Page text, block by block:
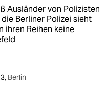
Ausländer von Polizisten
Berliner Polizei sieht
ihren Reihen keine
Berlin